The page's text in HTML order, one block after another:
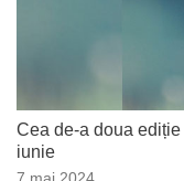
Cea de-a doua
iunie